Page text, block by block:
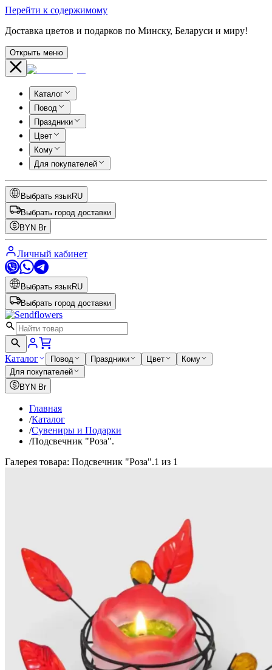
Перейти к содержимому
Доставка цветов и подарков по Минску, Беларуси и миру!
Открыть меню
Каталог
Повод
Праздники
Цвет
Кому
Для покупателей
Выбрать языкRU
Выбрать город доставки
BYN Br
Личный кабинет
Выбрать языкRU
Выбрать город доставки
Каталог Повод Праздники Цвет
Кому
Для покупателей
BYN Br
Главная
/Каталог
/Сувениры и Подарки
/Подсвечник "Роза".
Галерея товара: Подсвечник "Роза".1 из 1